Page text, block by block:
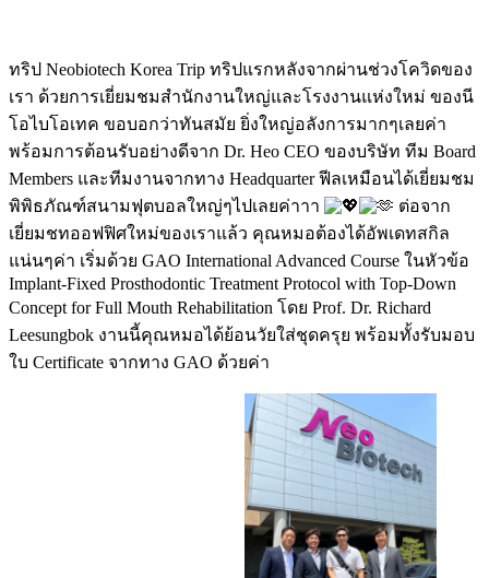
ทริป Neobiotech Korea Trip ทริปแรกหลังจากผ่านช่วงโควิดของ
เรา ด้วยการเยี่ยมชมสำนักงานใหญ่และโรงงานแห่งใหม่ ของนี
โอไบโอเทค ขอบอกว่าทันสมัย ยิ่งใหญ่อลังการมากๆเลยค่า
พร้อมการต้อนรับอย่างดีจาก Dr. Heo CEO ของบริษัท ทีม Board
Members และทีมงานจากทาง Headquarter ฟีลเหมือนได้เยี่ยมชม
พิพิธภัณฑ์สนามฟุตบอลใหญ่ๆไปเลยค่าาา
ต่อจาก
เยี่ยมชทออฟฟิศใหม่ของเราแล้ว คุณหมอต้องได้อัพเดทสกิล
แน่นๆค่า เริ่มด้วย GAO International Advanced Course ในหัวข้อ
Implant-Fixed Prosthodontic Treatment Protocol with Top-Down
Concept for Full Mouth Rehabilitation โดย Prof. Dr. Richard
Leesungbok งานนี้คุณหมอได้ย้อนวัยใส่ชุดครุย พร้อมทั้งรับมอบ
ใบ Certificate จากทาง GAO ด้วยค่า